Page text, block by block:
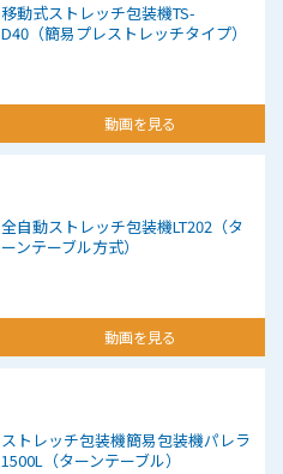
移動式ストレッチ包装機TS-
D40（簡易プレストレッチタイプ）
動画を見る
全自動ストレッチ包装機LT202（タ
ーンテーブル方式）
動画を見る
ストレッチ包装機簡易包装機パレラ
1500L（ターンテーブル）